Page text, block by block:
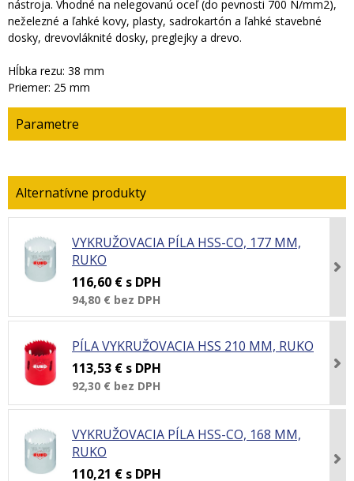
nástroja. Vhodné na nelegovanú oceľ (do pevnosti 700 N/mm2),
neželezné a ľahké kovy, plasty, sadrokartón a ľahké stavebné
dosky, drevovláknité dosky, preglejky a drevo.
Hĺbka rezu: 38 mm
Priemer: 25 mm
Parametre
VYKRUŽOVACIA PÍLA HSS-CO, 177 MM,
RUKO
116,60 € s DPH
94,80 € bez DPH
PÍLA VYKRUŽOVACIA HSS 210 MM, RUKO
113,53 € s DPH
92,30 € bez DPH
VYKRUŽOVACIA PÍLA HSS-CO, 168 MM,
RUKO
110,21 € s DPH